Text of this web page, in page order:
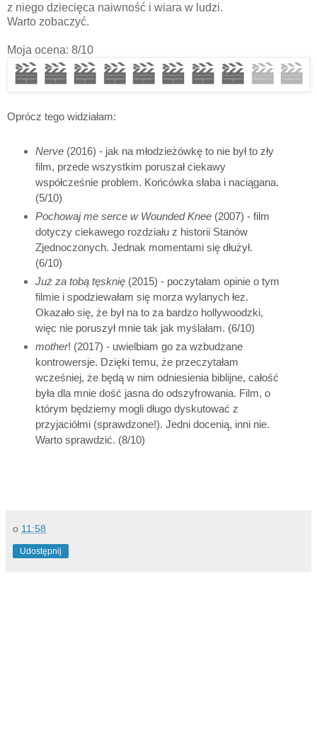
z niego dziecięca naiwność i wiara w ludzi.
Warto zobaczyć.
Moja ocena: 8/10
Oprócz tego widziałam:
Nerve(2016) - jak na młodzieżówkę to nie był to zły
film, przede wszystkim poruszał ciekawy
współcześnie problem. Końcówka słaba i naciągana.
(5/10)
Pochowaj me serce w Wounded Knee(2007) - film
dotyczy ciekawego rozdziału z historii Stanów
Zjednoczonych. Jednak momentami się dłużył.
(6/10)
Już za tobą tęsknię(2015) - poczytałam opinie o tym
filmie i spodziewałam się morza wylanych łez.
Okazało się, że był na to za bardzo hollywoodzki,
więc nie poruszył mnie tak jak myślałam. (6/10)
mother! (2017) - uwielbiam go za wzbudzane
kontrowersje. Dzięki temu, że przeczytałam
wcześniej, że będą w nim odniesienia biblijne, całość
była dla mnie dość jasna do odszyfrowania. Film, o
którym będziemy mogli długo dyskutować z
przyjaciółmi (sprawdzone!). Jedni docenią, inni nie.
Warto sprawdzić. (8/10)
o 11:58
Udostępnij